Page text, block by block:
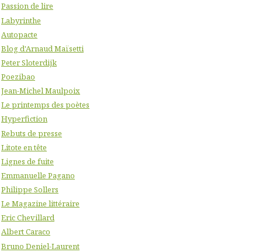
Passion de lire
Labyrinthe
Autopacte
Blog d'Arnaud Maïsetti
Peter Sloterdijk
Poezibao
Jean-Michel Maulpoix
Le printemps des poètes
Hyperfiction
Rebuts de presse
Litote en tête
Lignes de fuite
Emmanuelle Pagano
Philippe Sollers
Le Magazine littéraire
Eric Chevillard
Albert Caraco
Bruno Deniel-Laurent